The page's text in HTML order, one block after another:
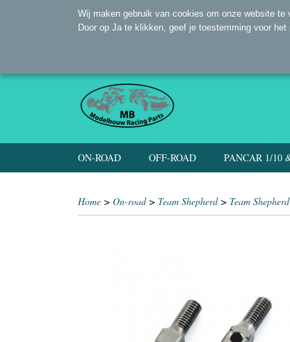
ON-ROAD OFF-ROAD PANCAR 1/10
Home > On-road> Team Shepherd> Team
Wij maken gebruik van cookies om onze website
Door op Ja te klikken, geef je toestemming voor